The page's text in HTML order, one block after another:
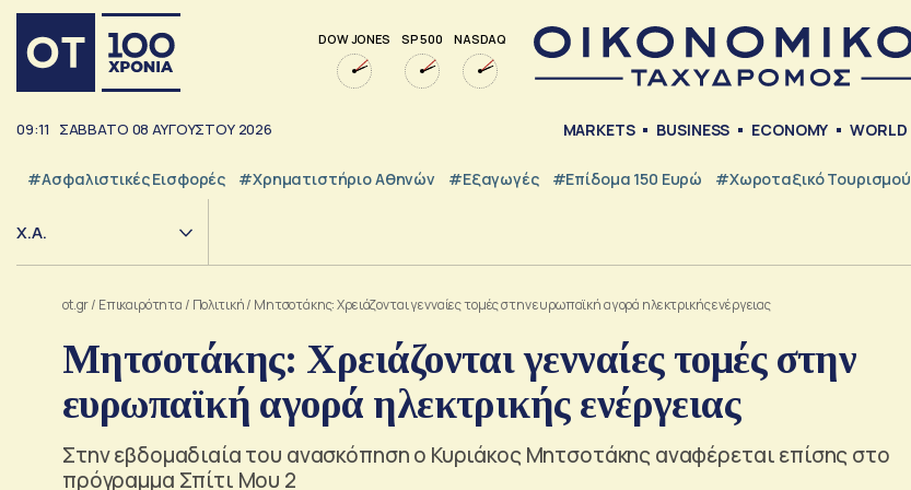
DOW JONES SP 500 NASDAQ
09:11 ΣΑΒΒΑΤΟ 08 ΑΥΓΟΥΣΤΟΥ 2026 MARKETS BUSINESS ECONOMY WORLD
#Ασφαλιστικές Εισφορές #Χρηματιστήριο Αθηνών #εξαγωγές #Επίδομα 150 Ευρώ #Χωροταξικό Τουρισμού
Χ.Α.
ot.gr/ Επικαιρότητα / Πολιτική/ Μητσοτάκης: Χρειάζονται γενναίες τομές στην ευρωπαϊκή αγορά ηλεκτρικής ενέργειας
Μητσοτάκης: Χρειάζονται γενναίες τομές στην
ευρωπαϊκή αγορά ηλεκτρικής ενέργειας
Στην εβδομαδιαία του ανασκόπηση ο Κυριάκος Μητσοτάκης αναφέρεται επίσης στο
πρόγραμμα Σπίτι Μου 2